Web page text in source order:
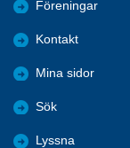
Föreningar
Kontakt
Mina sidor
Sök
Lyssna